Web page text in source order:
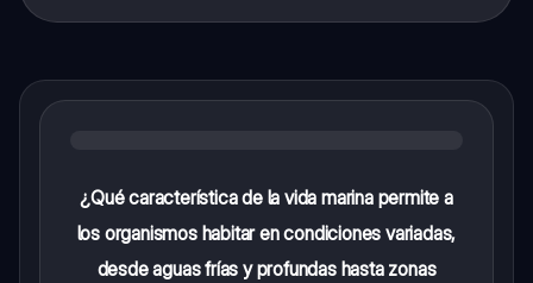
¿Qué característica de la vida marina permite a
los organismos habitar en condiciones variadas,
desde aguas frías y profundas hasta zonas